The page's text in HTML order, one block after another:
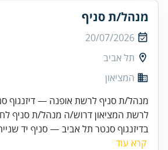
מנהל/ת סניף
20/07/2026
תל אביב
המציאון
מנהל/ת סניף לרשת אופנה — דיזנגוף
לרשת המציאון דרוש/ה מנהל/ת סניף
בדיזנגוף סנטר תל אביב — סניף יד
קרא עוד